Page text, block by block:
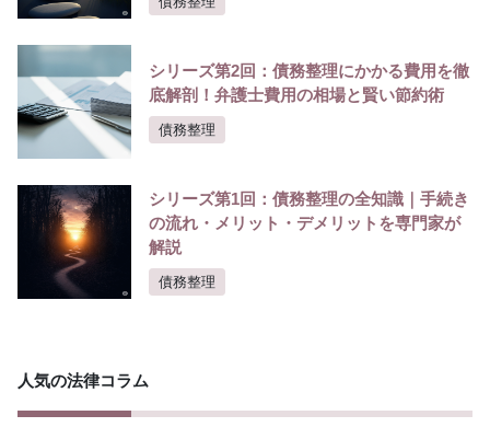
シリーズ第2回：債務整理にかかる費用を徹
底解剖！弁護士費用の相場と賢い節約術
債務整理
シリーズ第1回：債務整理の全知識｜手続き
の流れ・メリット・デメリットを専門家が
解説
債務整理
人気の法律コラム